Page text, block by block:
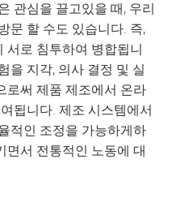
관심을 끌고있을 때, 우리
문 할 수도 있습니다. 즉,
서로 침투하여 병합됩니
을 지각, 의사 결정 및 실
로써 제품 제조에서 온라
됩니다. 제조 시스템에서
적인 조정을 가능하게하
면서 전통적인 노동에 대